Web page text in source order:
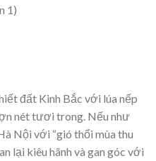
1)
đất Kinh Bắc với lúa nếp
nét tươi trong. Nếu như
Nội với “gió thổi mùa thu
lại kiêu hãnh và gan góc với